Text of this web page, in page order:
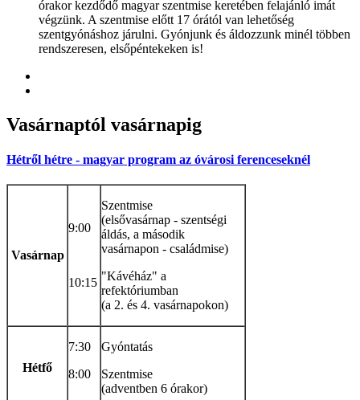
órakor kezdődő magyar szentmise keretében felajánló imát
végzünk. A szentmise előtt 17 órától van lehetőség
szentgyónáshoz járulni. Gyónjunk és áldozzunk minél többen
rendszeresen, elsőpéntekeken is!
Vasárnaptól vasárnapig
Hétről hétre - magyar program az óvárosi ferenceseknél
Vasárnap
9:00
10:15
Szentmise
(elsővasárnap - szentségi
áldás, a második
vasárnapon - családmise)
"Kávéház" a
refektóriumban
(a 2. és 4. vasárnapokon)
Hétfő
7:30
8:00
Gyóntatás
Szentmise
(adventben 6 órakor)